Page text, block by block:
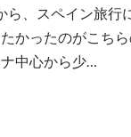
、スペイン旅行
かったのがこち
中心から少…